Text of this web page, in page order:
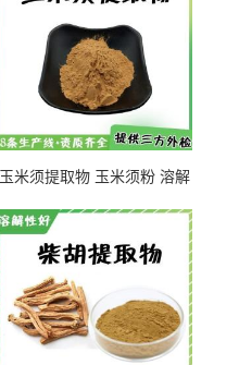
玉米须提取物 玉米须粉 溶解